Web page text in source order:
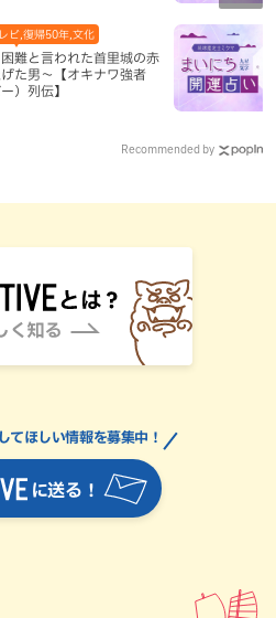
難と言われた首里城の赤
た男～【オキナワ強者
）列伝】
ビ,復帰50年,文化
Recommended by
に送る！
てほしい情報を募集中！